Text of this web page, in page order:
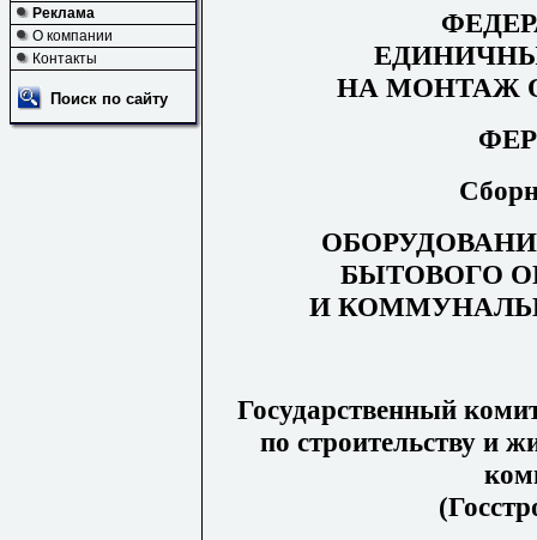
Реклама
О компании
Контакты
Поиск по сайту
НА МОНТАЖ
БЫТОВОГО
И
Государственный
по строительству и